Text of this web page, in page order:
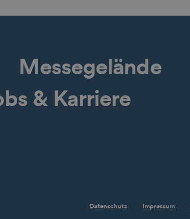
Messegelände
& Karriere
Datenschutz Impressum